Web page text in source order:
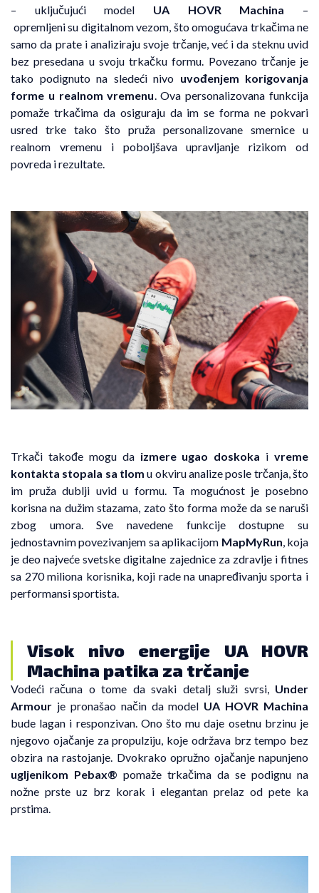
– uključujući model UA HOVR Machina
–
opremljeni su digitalnom vezom, što omogućava trkačima ne
samo da prate i analiziraju svoje trčanje, već i da steknu uvid
bez presedana u svoju trkačku formu. Povezano trčanje je
tako podignuto na sledeći nivo uvođenjem korigovanja
forme u realnom vremenu. Ova personalizovana funkcija
pomaže trkačima da osiguraju da im se forma ne pokvari
usred trke tako što pruža personalizovane smernice u
realnom vremenu i poboljšava upravljanje rizikom od
povreda i rezultate.
Trkači takođe mogu daizmere ugao doskoka i vreme
kontakta stopala sa tlom u okviru analize posle trčanja, što
im pruža dublji uvid u formu. Ta mogućnost je posebno
korisna na dužim stazama, zato što forma može da se naruši
zbog umora. Sve navedene funkcije dostupne su
jednostavnim povezivanjem sa aplikacijom MapMyRun, koja
je deo najveće svetske digitalne zajednice za zdravlje i fitnes
sa 270 miliona korisnika, koji rade na unapređivanju sporta i
performansi sportista.
Visok nivo energije UA HOVR
Machina patika za trčanje
Vodeći računa o tome da svaki detalj služi svrsi, Under
Armour je pronašao način da model UA HOVR Machina
bude lagan i responzivan. Ono što mu daje osetnu brzinu je
njegovo ojačanje za propulziju, koje održava brz tempo bez
obzira na rastojanje. Dvokrako opružno ojačanje napunjeno
ugljenikom Pebax® pomaže trkačima da se podignu na
nožne prste uz brz korak i elegantan prelaz od pete ka
prstima.